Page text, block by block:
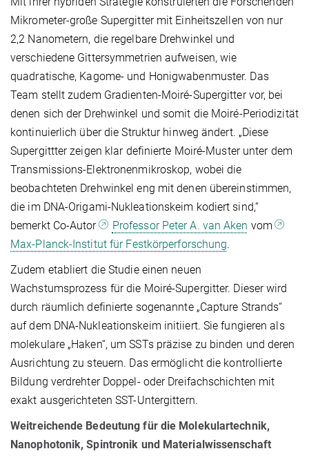
Mikrometer-große Supergitter mit Einheitszellen von nur
2,2 Nanometern, die regelbare Drehwinkel und
verschiedene Gittersymmetrien aufweisen, wie
quadratische, Kagome- und Honigwabenmuster. Das
Team stellt zudem Gradienten-Moiré-Supergitter vor, bei
denen sich der Drehwinkel und somit die Moiré-Periodizität
kontinuierlich über die Struktur hinweg ändert. „Diese
Supergittter zeigen klar definierte Moiré-Muster unter dem
Transmissions-Elektronenmikroskop, wobei die
beobachteten Drehwinkel eng mit denen übereinstimmen,
die im DNA-Origami-Nukleationskeim kodiert sind,“
bemerkt Co-Autor
Professor Peter A. van Aken vom
Max-Planck-Institut für Festkörperforschung.
Zudem etabliert die Studie einen neuen
Wachstumsprozess für die Moiré-Supergitter. Dieser wird
durch räumlich definierte sogenannte „Capture Strands“
auf dem DNA-Nukleationskeim initiiert. Sie fungieren als
molekulare „Haken“, um SSTs präzise zu binden und deren
Ausrichtung zu steuern. Das ermöglicht die kontrollierte
Bildung verdrehter Doppel- oder Dreifachschichten mit
exakt ausgerichteten SST-Untergittern.
Weitreichende Bedeutung für die Molekulartechnik,
Nanophotonik, Spintronik und Materialwissenschaft